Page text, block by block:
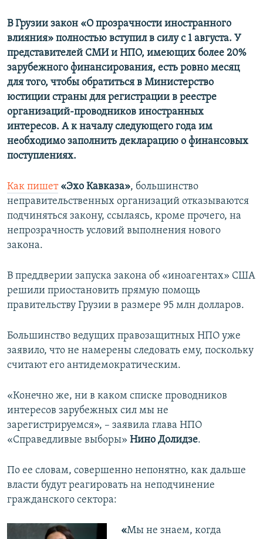
В Грузии закон «О прозрачности иностранного
влияния» полностью вступил в силу с 1 августа. У
представителей СМИ и НПО, имеющих более 20%
зарубежного финансирования, есть ровно месяц
для того, чтобы обратиться в Министерство
юстиции страны для регистрации в реестре
организаций-проводников иностранных
интересов. А к началу следующего года им
необходимо заполнить декларацию о финансовых
поступлениях.
Как пишет «Эхо Кавказа», большинство
неправительственных организаций отказываются
подчиняться закону, ссылаясь, кроме прочего, на
непрозрачность условий выполнения нового
закона.
В преддверии запуска закона об «иноагентах» США
решили приостановить прямую помощь
правительству Грузии в размере 95 млн долларов.
Большинство ведущих правозащитных НПО уже
заявило, что не намерены следовать ему, поскольку
считают его антидемократическим.
«Конечно же, ни в каком списке проводников
интересов зарубежных сил мы не
зарегистрируемся», – заявила глава НПО
«Справедливые выборы» Нино Долидзе.
По ее словам, совершенно непонятно, как дальше
власти будут реагировать на неподчинение
гражданского сектора:
«Мы не знаем, когда